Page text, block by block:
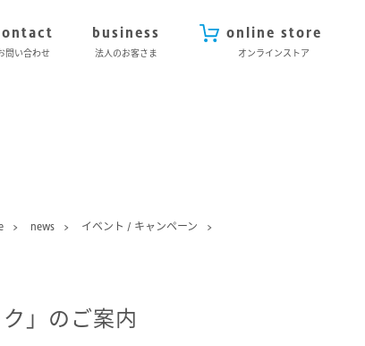
問い合わせ
business
法人のお客さま
online store
オンラインストア
news イベント / キャンペーン
」のご案内